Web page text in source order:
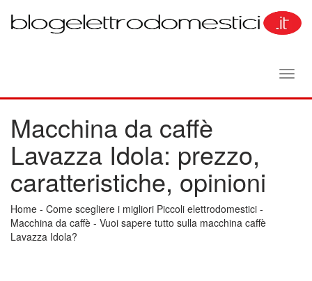
Macchina da caffè
Lavazza Idola: prezzo,
caratteristiche, opinioni
Home - Come scegliere i migliori Piccoli elettrodomestici -
Macchina da caffè - Vuoi sapere tutto sulla macchina caffè
Lavazza Idola?